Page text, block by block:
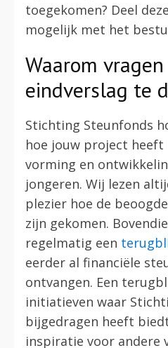
toegekomen? Deel
mogelijk met het
Waarom
eindverslag te
Stichting Steunfonds
hoe jouw project heeft
vorming en
jongeren. Wij lezen
plezier hoe de
zijn gekomen.
regelmatig een
eerder al financiële
ontvangen. Een
initiatieven waar
bijgedragen heeft
inspiratie voor andere